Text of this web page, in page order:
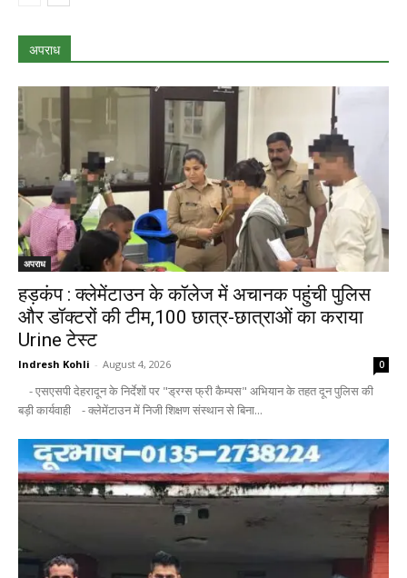
अपराध
अपराध
हड़कंप : क्लेमेंटाउन के कॉलेज में अचानक पहुंची पुलिस
और डॉक्टरों की टीम,100 छात्र-छात्राओं का कराया
Urine टेस्ट
Indresh Kohli - August 4, 2026 0
- एसएसपी देहरादून के निर्देशों पर "ड्रग्स फ्री कैम्पस" अभियान के तहत दून पुलिस की
बड़ी कार्यवाही - क्लेमेंटाउन में निजी शिक्षण संस्थान से बिना...